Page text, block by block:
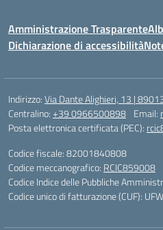
Amministrazione Trasparente
Dichiarazione di accessibilità
Indirizzo:Via Dante Alighieri, 13 |
Centralino:+39 0966500898 Email:
Posta elettronica certificata (PEC):
Codice fiscale: 82001840808
Codice meccanografico: RCIC859008
Codice Indice delle Pubbliche
Codice unico di fatturazione (CUF):